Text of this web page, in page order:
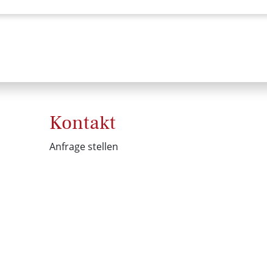
Kontakt
Anfrage stellen